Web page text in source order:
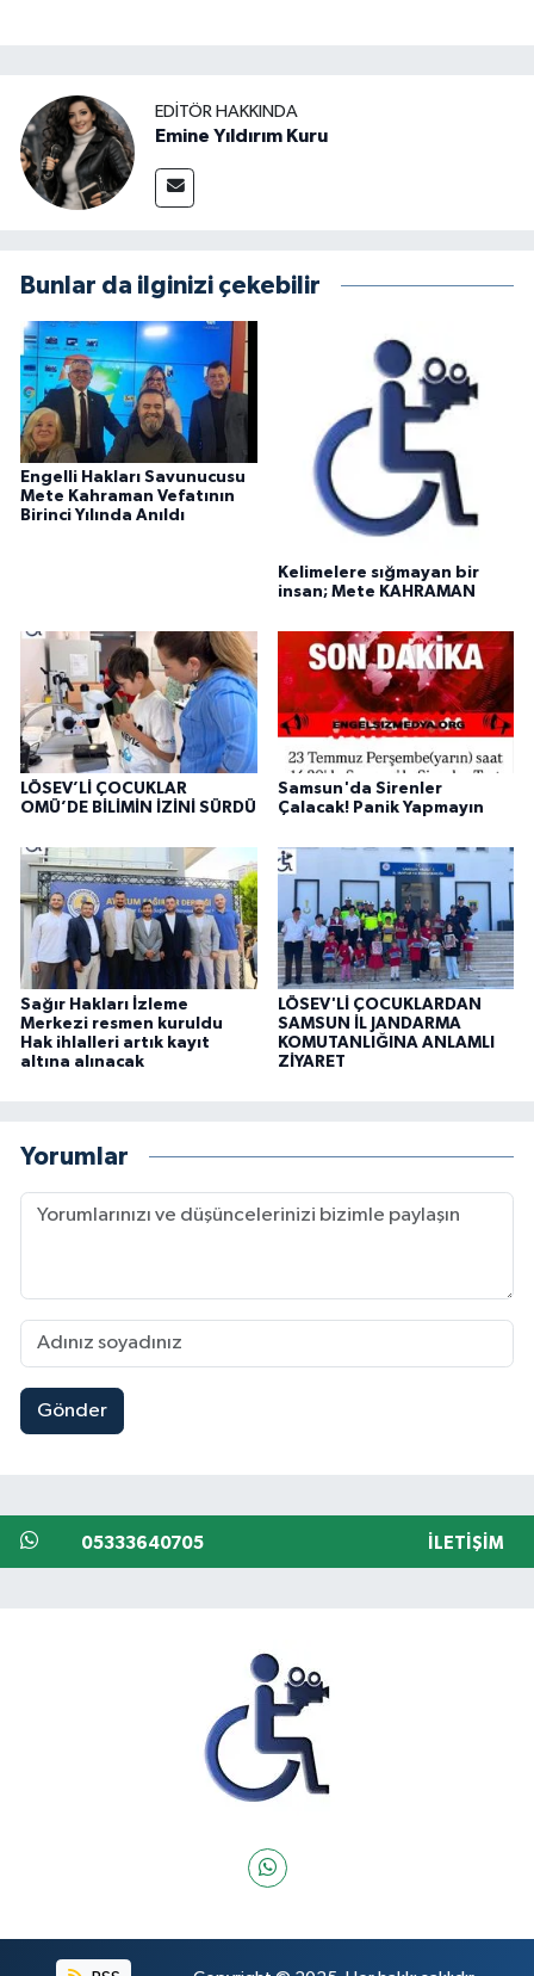
EDITÖR HAKKINDA
Emine Yıldırım Kuru
Bunlar da ilginizi çekebilir
Engelli Hakları Savunucusu
Mete Kahraman Vefatının
Birinci Yılında Anıldı
Kelimelere sığmayan bir
insan; Mete KAHRAMAN
LÖSEV’Lİ ÇOCUKLAR
OMÜ’DE BİLİMİN İZİNİ SÜRDÜ
Samsun'da Sirenler
Çalacak! Panik Yapmayın
Sağır Hakları İzleme
Merkezi resmen kuruldu
Hak ihlalleri artık kayıt
altına alınacak
LÖSEV'Lİ ÇOCUKLARDAN
SAMSUN İL JANDARMA
KOMUTANLIĞINA ANLAMLI
ZİYARET
Yorumlar
Gönder
05333640705 İLETIŞIM